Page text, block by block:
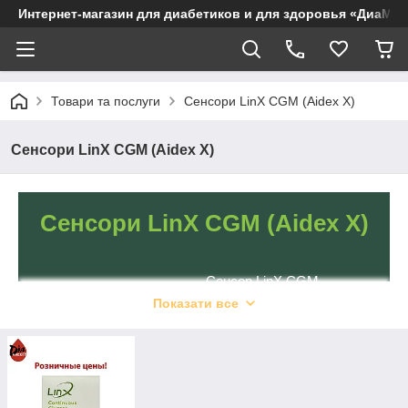
Интернет-магазин для диабетиков и для здоровья
Товари та послуги Сенсори LinX CGM (Aidex X)
Сенсори LinX CGM (Aidex X)
Сенсори LinX CGM (Aidex X)
Сенсор LinX CGM —
практично непомітний
Показати все